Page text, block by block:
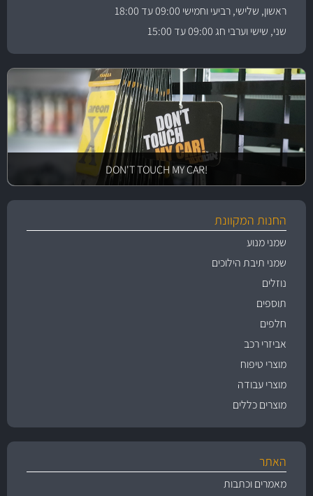
ראשון, שלישי, רביעי וחמישי 09:00 עד 18:00
שני, שישי וערבי חג 09:00 עד 15:00
!DON'T TOUCH MY CAR
החנות המקוונת
שמני מנוע
שמני תיבת הילוכים
נוזלים
תוספים
חלפים
אביזרי רכב
מוצרי טיפוח
מוצרי עבודה
מוצרים כללים
האתר
מאמרים וכתבות